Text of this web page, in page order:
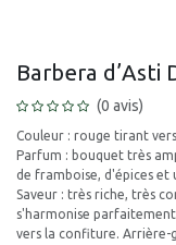
Barbera d’Asti
(0 avis)
Couleur : rouge tirant
Parfum : bouquet très
de framboise, d'épices et
Saveur : très riche, très
s'harmonise
vers la confiture. Arrière-